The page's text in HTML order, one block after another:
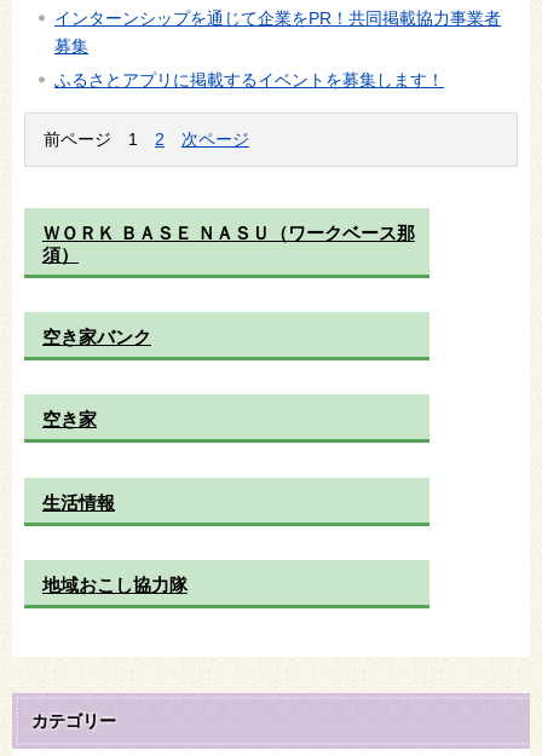
インターンシップを通じて企業をPR！共同掲載協力事業者
募集
ふるさとアプリに掲載するイベントを募集します！
前ページ 1 2 次ページ
ＷＯＲＫ ＢＡＳＥ ＮＡＳＵ（ワークベース那
須）
空き家バンク
空き家
生活情報
地域おこし協力隊
カテゴリー